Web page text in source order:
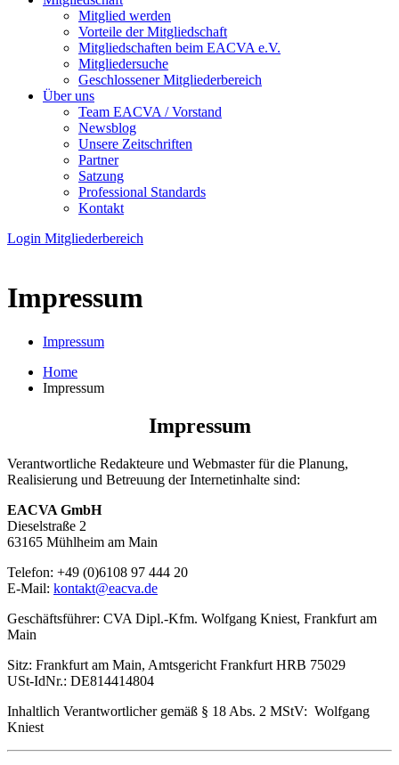
Mitglied werden
Vorteile der Mitgliedschaft
Mitgliedschaften beim EACVA e.V.
Mitgliedersuche
Geschlossener Mitgliederbereich
Über uns
Team EACVA / Vorstand
Newsblog
Unsere Zeitschriften
Partner
Satzung
Professional Standards
Kontakt
Login Mitgliederbereich
Impressum
Impressum
Home
Impressum
Impressum
Verantwortliche Redakteure und Webmaster für die Planung,
Realisierung und Betreuung der Internetinhalte sind:
EACVA GmbH
Dieselstraße 2
63165 Mühlheim am Main
Telefon: +49 (0)6108 97 444 20
E-Mail: kontakt@eacva.de
Geschäftsführer: CVA Dipl.-Kfm. Wolfgang Kniest, Frankfurt am
Main
Sitz: Frankfurt am Main, Amtsgericht Frankfurt HRB 75029
USt-IdNr.: DE814414804
Inhaltlich Verantwortlicher gemäß § 18 Abs. 2 MStV: Wolfgang
Kniest